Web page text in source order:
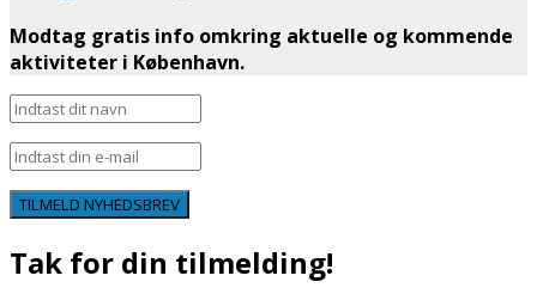
Modtag gratis info omkring aktuelle og kommende
aktiviteter i København.
TILMELD NYHEDSBREV
Tak for din tilmelding!